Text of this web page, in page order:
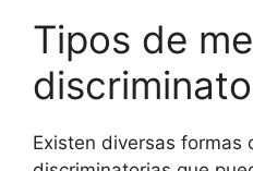
Tipos de
Existen diversas formas